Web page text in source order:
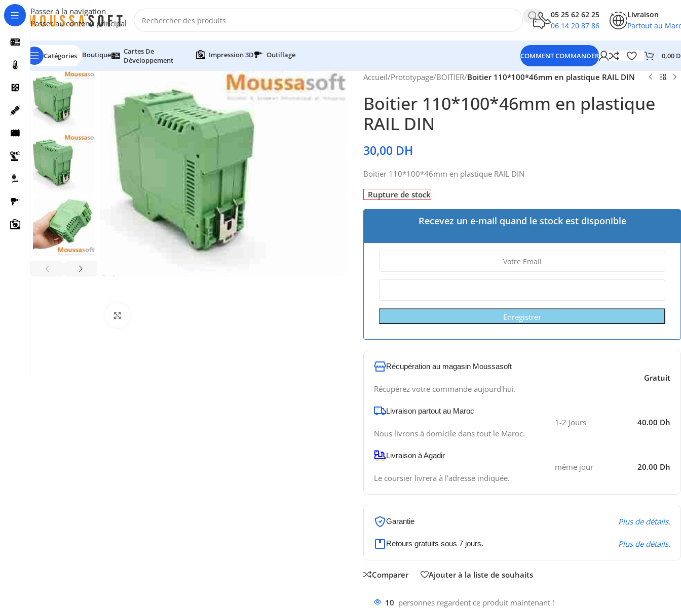
Passer à la navigation
Passer au contenu principal
05 25 62 62 25
05 25 62 62 25
06 14 20 87 86
Livraison
Partout au
Catégories Boutique
Cartes De
Développement
Impression 3D Outillage COMMENT COMMANDER 0,00
Accueil/Prototypage/BOITIER/Boitier 110*100*46mm en plastique RAIL DIN
Boitier 110*100*46mm en plastique
RAIL DIN
30,00 DH
Boitier 110*100*46mm en plastique RAIL DIN
Rupture de stock
Recevez un e-mail quand le stock est disponible
Enregistrer
Récupération au magasin Moussasoft
Récupérez votre commande aujourd'hui.
Gratuit
Livraison partout au Maroc
Nous livrons à domicile dans tout le Maroc.
1-2 Jours 40.00 Dh
Livraison à Agadir
Le coursier livrera à l'adresse indiquée.
même jour 20.00 Dh
Garantie Plus de détails.
Retours gratuits sous 7 jours. Plus de détails.
Comparer Ajouter à la liste de souhaits
10 personnes regardent ce produit maintenant !